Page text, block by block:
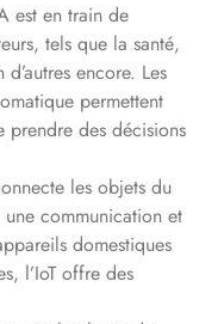
est en train de
tels que la santé,
encore. Les
permettent
prendre des décisions
les objets du
communication et
domestiques
l’IoT offre des